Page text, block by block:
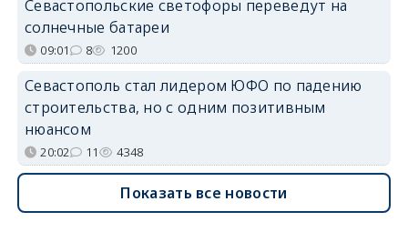
Севастопольские светофоры переведут на
солнечные батареи
09:01 8 1200
Севастополь стал лидером ЮФО по падению
строительства, но с одним позитивным
нюансом
20:02 11 4348
Показать все новости